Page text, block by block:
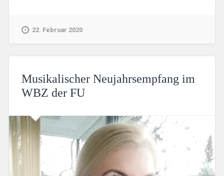
22. Februar 2020
Musikalischer Neujahrsempfang im
WBZ der FU